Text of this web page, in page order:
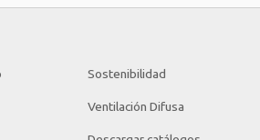
Sostenibilidad
Ventilación Difusa